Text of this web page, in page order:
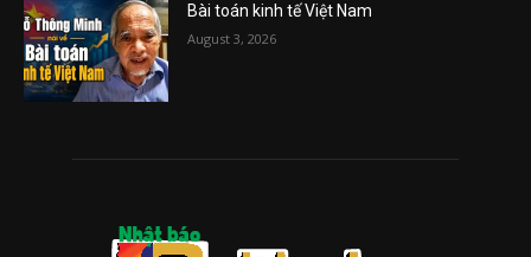
Bài toán kinh tế Việt Nam
August 3, 2026